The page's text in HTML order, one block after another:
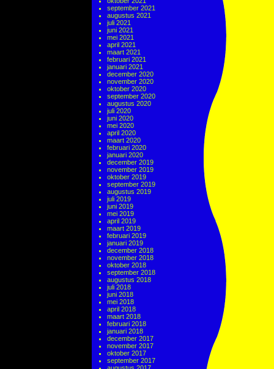
september 2021
augustus 2021
juli 2021
juni 2021
mei 2021
april 2021
maart 2021
februari 2021
januari 2021
december 2020
november 2020
oktober 2020
september 2020
augustus 2020
juli 2020
juni 2020
mei 2020
april 2020
maart 2020
februari 2020
januari 2020
december 2019
november 2019
oktober 2019
september 2019
augustus 2019
juli 2019
juni 2019
mei 2019
april 2019
maart 2019
februari 2019
januari 2019
december 2018
november 2018
oktober 2018
september 2018
augustus 2018
juli 2018
juni 2018
mei 2018
april 2018
maart 2018
februari 2018
januari 2018
december 2017
november 2017
oktober 2017
september 2017